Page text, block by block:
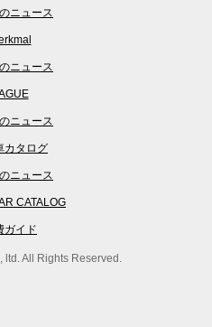
ニュース
ニュース
ニュース
カタログ
ニュース
CATALOG
ガイド
All Rights Reserved.